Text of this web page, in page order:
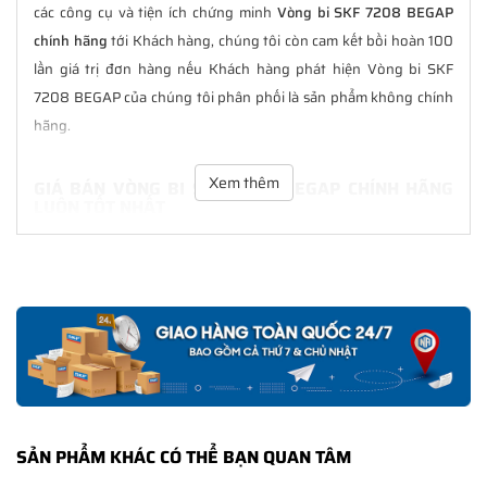
các công cụ và tiện ích chứng minh Vòng bi SKF 7208 BEGAP
chính hãngtới Khách hàng, chúng tôi còn cam kết bồi hoàn 100
lần giá trị đơn hàng nếu Khách hàng phát hiện Vòng bi SKF
7208 BEGAP của chúng tôi phân phối là sản phẩm không chính
hãng.
GIÁ BÁN VÒNG BI SKF 7208 BEGAP CHÍNH HÃNG
TạiNGOCANH.COMgiá bán Vòng bi SKF 7208 BEGAP luôn là tốt
trong suốt quá trình sử dụng các sản phẩm SKF chính hãng.
CHẾ ĐỘ BẢO HÀNH VÒNG BI SKF 7208 BEGAP
CHÍNH HÃNG
Tất cả các sản phẩm SKF chính hãng do
phối đều được bảo hành chính hãng theo đúng tiêu chuẩn bảo
Xem thêm
SẢN PHẨM KHÁC CÓ THỂ BẠN QUAN TÂM